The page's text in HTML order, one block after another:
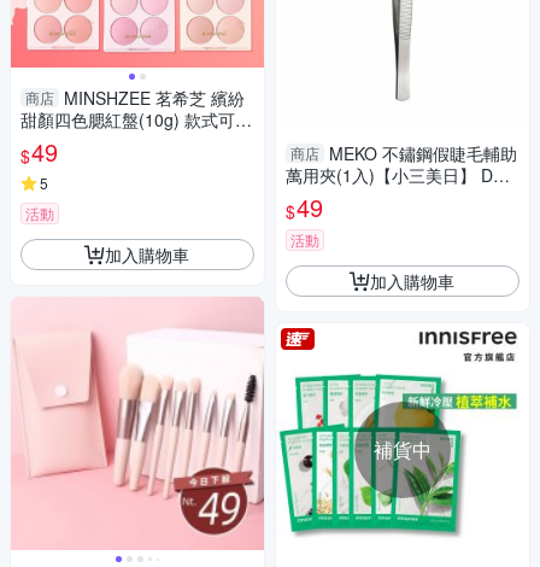
商店 MINSHZEE 茗希芝 繽紛
甜顏四色腮紅盤(10g) 款式可選
【小三美日】 DS021793
$49
5
活動
加入購物車
商店 MEKO 不鏽鋼假睫毛輔助
萬用夾(1入)【小三美日】 DS0
16950
$49
活動
加入購物車
補貨中